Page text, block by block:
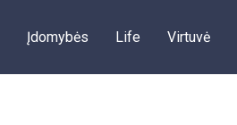
Įdomybės Life Virtuvė